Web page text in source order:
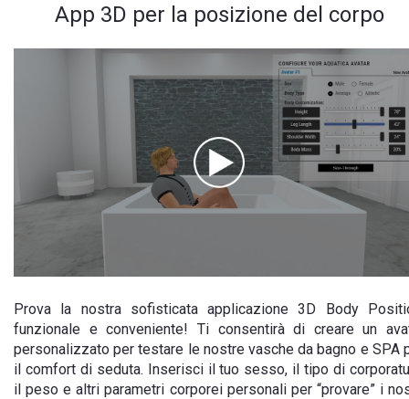
App 3D per la posizione del corpo
Prova la nostra sofisticata applicazione 3D Body
funzionale e conveniente! Ti consentirà di creare un
personalizzato per testare le nostre vasche da bagno e SPA
il comfort di seduta. Inserisci il tuo sesso, il tipo di
il peso e altri parametri corporei personali per “provare” i